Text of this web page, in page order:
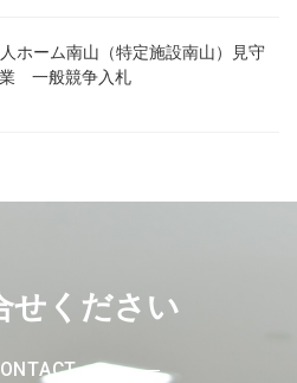
ホーム南山（特定施設南山）見守
業 一般競争入札
せください